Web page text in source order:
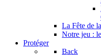
La Fête de
Notre jeu :
Protéger
Back